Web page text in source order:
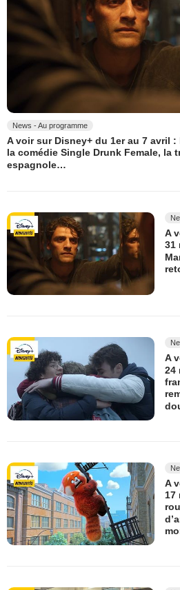
News - Au programme
A voir sur Disney+ du 1er au 7 avril
la comédie Single Drunk Female, la
espagnole…
A
31
A
24
A
17